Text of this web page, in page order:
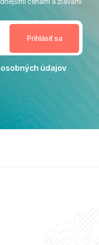
zároveň bol
dokonalý relax.
môžeme s čistým
kto hľadá
na vysokej
na
nabudúce!
​S
ďalších
údajov